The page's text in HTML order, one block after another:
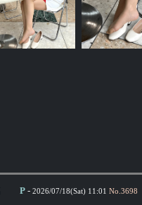
P - 2026/07/18(Sat) 11:01 No.3698